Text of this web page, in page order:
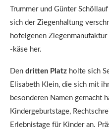
Trummer und Günter
sich der Ziegenhaltung
hofeigenen
-käse her.
Den dritten Platz holte sich
Elisabeth Klein, die sich mit
besonderen Namen gemacht
Kindergeburtstage,
Erlebnistage für Kinder an.